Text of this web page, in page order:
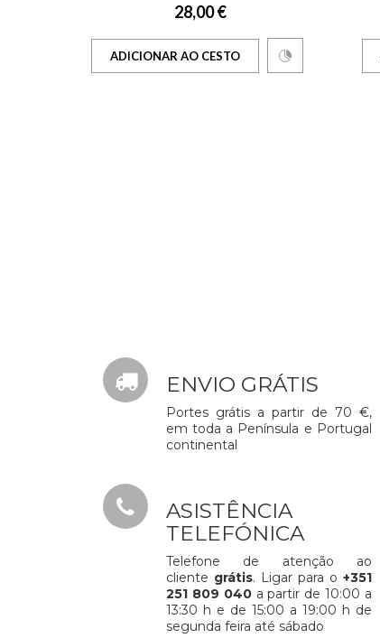
28,00 €
ADICIONAR AO CESTO
ENVIO GRÁTIS
Portes grátis a partir de 70 €,
em toda a Península e Portugal
continental
ASISTÊNCIA
TELEFÓNICA
Telefone de atenção ao
cliente grátis. Ligar para o +351
251 809 040a partir de 10:00 a
13:30 h e de 15:00 a 19:00 h de
segunda feira até sábado